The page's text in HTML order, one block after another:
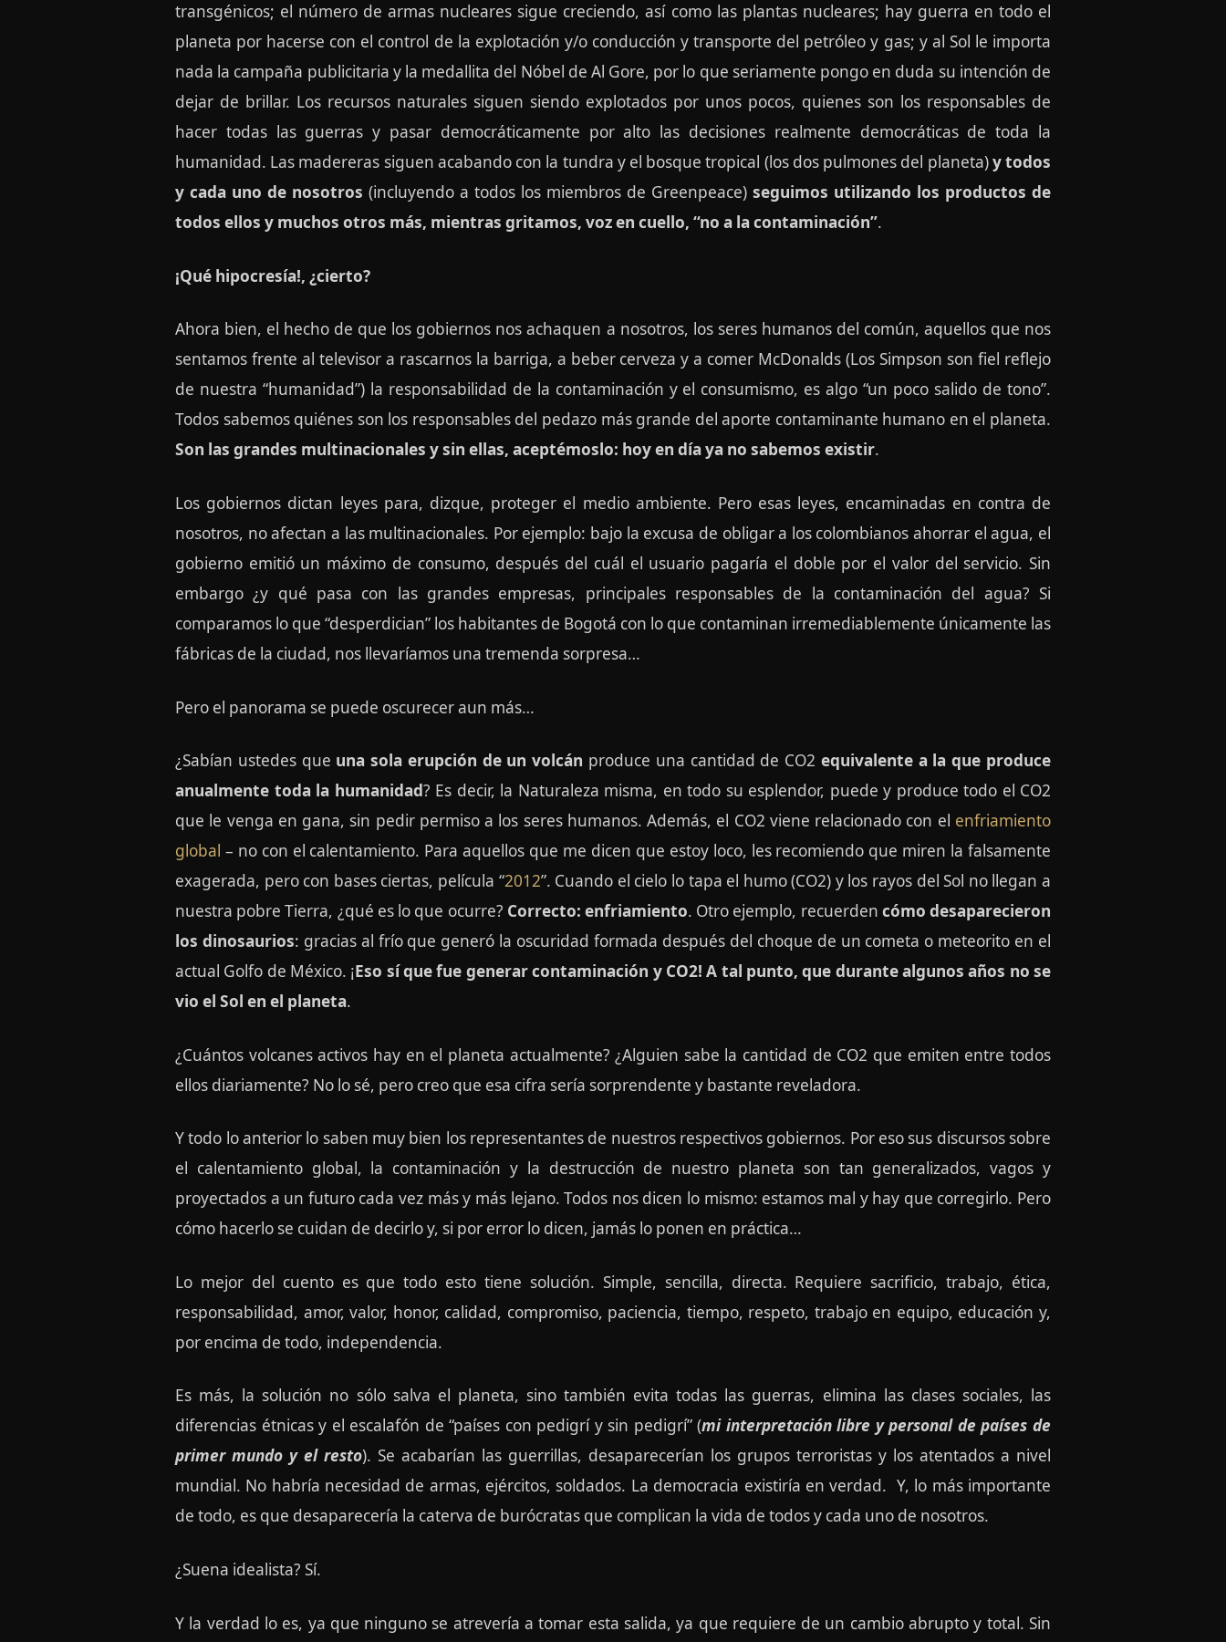
transgénicos; el número de armas nucleares sigue creciendo, así como las plantas nucleares; hay guerra en todo el
planeta por hacerse con el control de la explotación y/o conducción y transporte del petróleo y gas; y al Sol le importa
nada la campaña publicitaria y la medallita del Nóbel de Al Gore, por lo que seriamente pongo en duda su intención de
dejar de brillar. Los recursos naturales siguen siendo explotados por unos pocos, quienes son los responsables de
hacer todas las guerras y pasar democráticamente por alto las decisiones realmente democráticas de toda la
humanidad. Las madereras siguen acabando con la tundra y el bosque tropical (los dos pulmones del planeta)y todos
y cada uno de nosotros (incluyendo a todos los miembros de Greenpeace) seguimos utilizando los productos de
todos ellos y muchos otros más, mientras gritamos, voz en cuello, “no a la contaminación”.
¡Qué hipocresía!, ¿cierto?
Ahora bien, el hecho de que los gobiernos nos achaquen a nosotros, los seres humanos del común, aquellos que nos
sentamos frente al televisor a rascarnos la barriga, a beber cerveza y a comer McDonalds (Los Simpson son fiel reflejo
de nuestra “humanidad”) la responsabilidad de la contaminación y el consumismo, es algo “un poco salido de tono”.
Todos sabemos quiénes son los responsables del pedazo más grande del aporte contaminante humano en el planeta.
Son las grandes multinacionales y sin ellas, aceptémoslo: hoy en día ya no sabemos existir.
Los gobiernos dictan leyes para, dizque, proteger el medio ambiente. Pero esas leyes, encaminadas en contra de
nosotros, no afectan a las multinacionales. Por ejemplo: bajo la excusa de obligar a los colombianos ahorrar el agua, el
gobierno emitió un máximo de consumo, después del cuál el usuario pagaría el doble por el valor del servicio. Sin
embargo ¿y qué pasa con las grandes empresas, principales responsables de la contaminación del agua? Si
comparamos lo que “desperdician” los habitantes de Bogotá con lo que contaminan irremediablemente únicamente las
fábricas de la ciudad, nos llevaríamos una tremenda sorpresa…
Pero el panorama se puede oscurecer aun más…
¿Sabían ustedes que una sola erupción de un volcán produce una cantidad de CO2 equivalente a la que produce
anualmente toda la humanidad? Es decir, la Naturaleza misma, en todo su esplendor, puede y produce todo el CO2
que le venga en gana, sin pedir permiso a los seres humanos. Además, el CO2 viene relacionado con el enfriamiento
global – no con el calentamiento. Para aquellos que me dicen que estoy loco, les recomiendo que miren la falsamente
exagerada, pero con bases ciertas, película “2012”. Cuando el cielo lo tapa el humo (CO2) y los rayos del Sol no llegan a
nuestra pobre Tierra, ¿qué es lo que ocurre? Correcto: enfriamiento. Otro ejemplo, recuerden cómo desaparecieron
los dinosaurios: gracias al frío que generó la oscuridad formada después del choque de un cometa o meteorito en el
actual Golfo de México. ¡Eso sí que fue generar contaminación y CO2! A tal punto, que durante algunos años no se
vio el Sol en el planeta.
¿Cuántos volcanes activos hay en el planeta actualmente? ¿Alguien sabe la cantidad de CO2 que emiten entre todos
ellos diariamente? No lo sé, pero creo que esa cifra sería sorprendente y bastante reveladora.
Y todo lo anterior lo saben muy bien los representantes de nuestros respectivos gobiernos. Por eso sus discursos sobre
el calentamiento global, la contaminación y la destrucción de nuestro planeta son tan generalizados, vagos y
proyectados a un futuro cada vez más y más lejano. Todos nos dicen lo mismo: estamos mal y hay que corregirlo. Pero
cómo hacerlo se cuidan de decirlo y, si por error lo dicen, jamás lo ponen en práctica…
Lo mejor del cuento es que todo esto tiene solución. Simple, sencilla, directa. Requiere sacrificio, trabajo, ética,
responsabilidad, amor, valor, honor, calidad, compromiso, paciencia, tiempo, respeto, trabajo en equipo, educación y,
por encima de todo, independencia.
Es más, la solución no sólo salva el planeta, sino también evita todas las guerras, elimina las clases sociales, las
diferencias étnicas y el escalafón de “países con pedigrí y sin pedigrí” (mi interpretación libre y personal de países de
primer mundo y el resto). Se acabarían las guerrillas, desaparecerían los grupos terroristas y los atentados a nivel
mundial. No habría necesidad de armas, ejércitos, soldados. La democracia existiría en verdad. Y, lo más importante
de todo, es que desaparecería la caterva de burócratas que complican la vida de todos y cada uno de nosotros.
¿Suena idealista? Sí.
Y la verdad lo es, ya que ninguno se atrevería a tomar esta salida, ya que requiere de un cambio abrupto y total. Sin